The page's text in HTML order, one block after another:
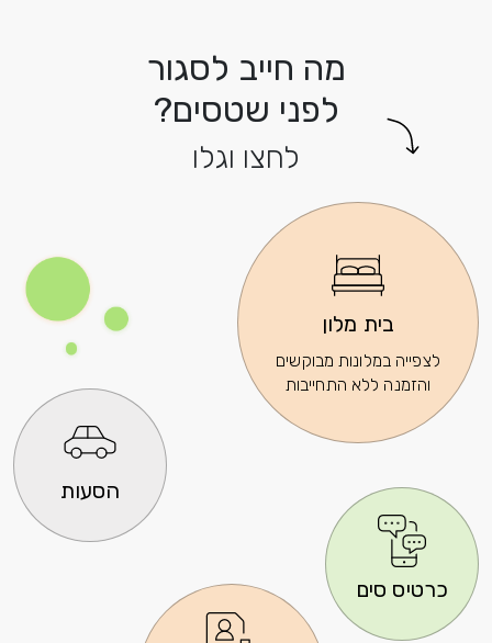
מה חייב לסגור
לפני שטסים?
לחצו וגלו
הסעות
בית מלון
לצפייה במלונות מבוקשים
והזמנה ללא התחייבות
כרטיס סים